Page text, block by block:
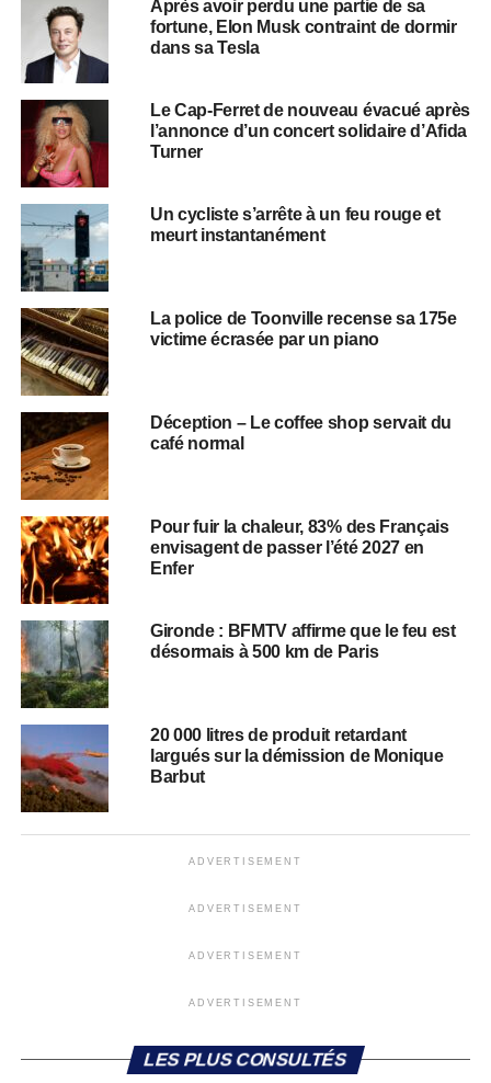
Après avoir perdu une partie de sa
fortune, Elon Musk contraint de dormir
dans sa Tesla
Le Cap-Ferret de nouveau évacué après
l’annonce d’un concert solidaire d’Afida
Turner
Un cycliste s’arrête à un feu rouge et
meurt instantanément
La police de Toonville recense sa 175e
victime écrasée par un piano
Déception – Le coffee shop servait du
café normal
Pour fuir la chaleur, 83% des Français
envisagent de passer l’été 2027 en
Enfer
Gironde : BFMTV affirme que le feu est
désormais à 500 km de Paris
20 000 litres de produit retardant
largués sur la démission de Monique
Barbut
ADVERTISEMENT
ADVERTISEMENT
ADVERTISEMENT
ADVERTISEMENT
LES PLUS CONSULTÉS